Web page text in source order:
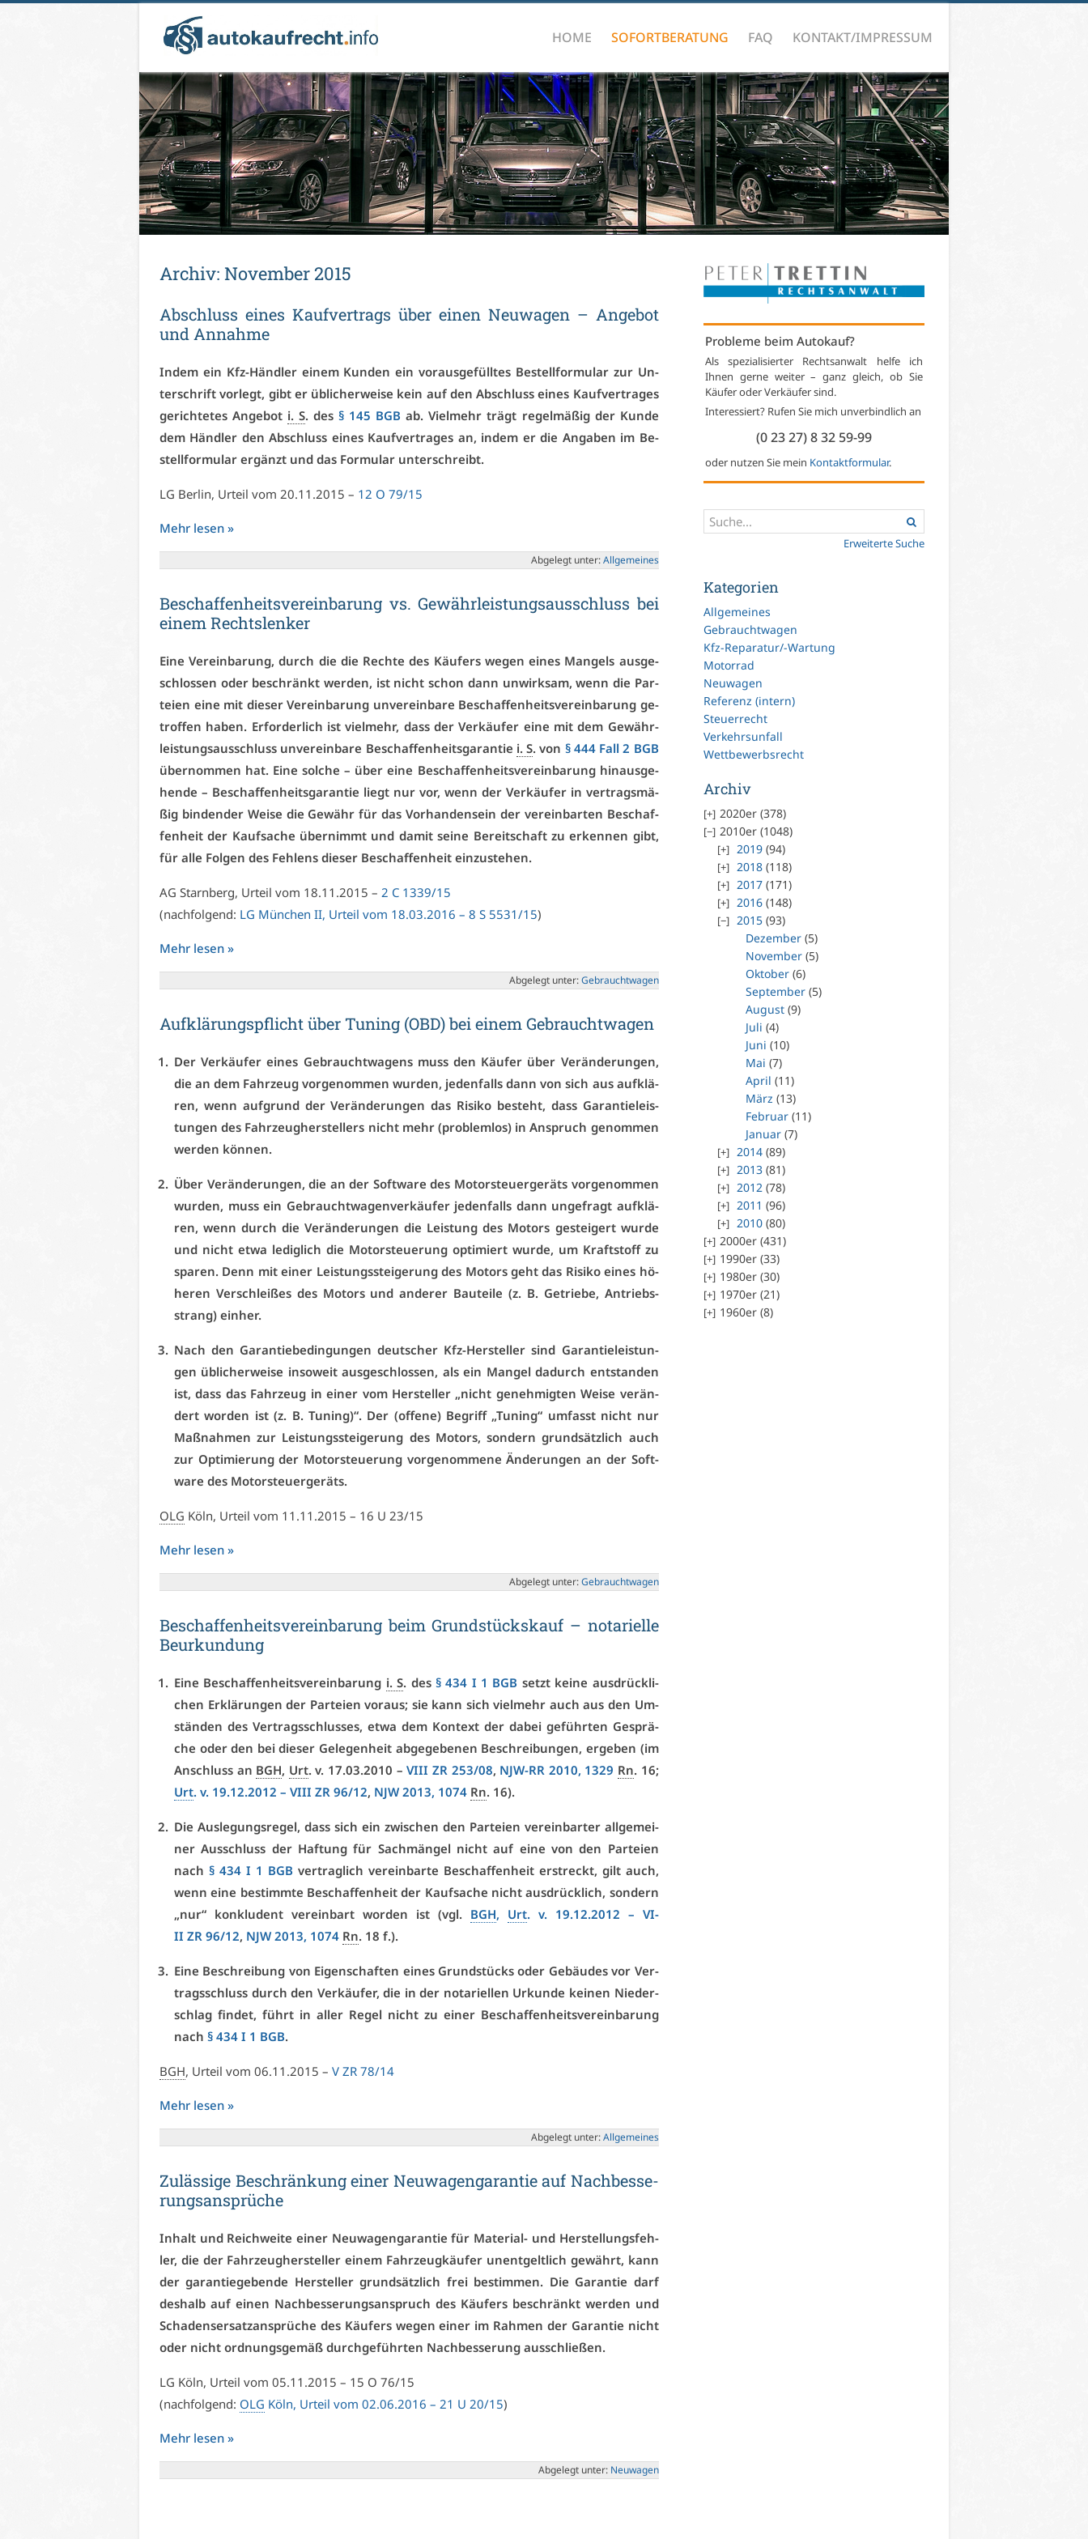
HOME SOFORTBERATUNG FAQ KONTAKT/IMPRESSUM
Ar­chiv: No­vem­ber 2015
Ab­schluss ei­nes Kauf­ver­trags über ei­nen Neu­wa­gen – An­ge­bot
und An­nah­me
In­dem ein Kfz-Händ­ler ei­nem Kun­den ein vor­aus­ge­füll­tes Be­stell­for­mu­lar zur Un­
ter­schrift vor­legt, gibt er üb­li­cher­wei­se kein auf den Ab­schluss ei­nes Kauf­ver­tra­ges
ge­rich­te­tes An­ge­bot i. S. des§ 145 BGB ab. Viel­mehr trägt re­gel­mä­ßig der Kun­de
dem Händ­ler den Ab­schluss ei­nes Kauf­ver­tra­ges an, in­dem er die An­ga­ben im Be­
stell­for­mu­lar er­gänzt und das For­mu­lar un­ter­schreibt.
LG Ber­lin, Ur­teil vom 20.11.2015 – 12 O 79/15
Mehr le­sen »
Ab­ge­legt un­ter:All­ge­mei­nes
Be­schaf­fen­heits­ver­ein­ba­rung vs. Ge­währ­leis­tungs­aus­schluss bei
ei­nem Rechts­len­ker
Ei­ne Ver­ein­ba­rung, durch die die Rech­te des Käu­fers we­gen ei­nes Man­gels aus­ge­
schlos­sen oder be­schränkt wer­den, ist nicht schon dann un­wirk­sam, wenn die Par­
tei­en ei­ne mit die­ser Ver­ein­ba­rung un­ver­ein­ba­re Be­schaf­fen­heits­ver­ein­ba­rung ge­
trof­fen ha­ben. Er­for­der­lich ist viel­mehr, dass der Ver­käu­fer ei­ne mit dem Ge­währ­
leis­tungs­aus­schluss un­ver­ein­ba­re Be­schaf­fen­heits­ga­ran­tie i. S. von § 444 Fall 2 BGB
über­nom­men hat. Ei­ne sol­che – über ei­ne Be­schaf­fen­heits­ver­ein­ba­rung hin­aus­ge­
hen­de – Be­schaf­fen­heits­ga­ran­tie liegt nur vor, wenn der Ver­käu­fer in ver­trags­mä­
ßig bin­den­der Wei­se die Ge­währ für das Vor­han­den­sein der ver­ein­bar­ten Be­schaf­
fen­heit der Kauf­sa­che über­nimmt und da­mit sei­ne Be­reit­schaft zu er­ken­nen gibt,
für al­le Fol­gen des Feh­lens die­ser Be­schaf­fen­heit ein­zu­ste­hen.
AG Starn­berg, Ur­teil vom 18.11.2015 – 2 C 1339/15
(nach­fol­gend: LG Mün­chen II, Ur­teil vom 18.03.2016 – 8 S 5531/15)
Mehr le­sen »
Ab­ge­legt un­ter:Ge­braucht­wa­gen
Auf­klä­rungs­pflicht über Tu­ning (OBD) bei ei­nem Ge­braucht­wa­gen
Der Ver­käu­fer ei­nes Ge­braucht­wa­gens muss den Käu­fer über Ver­än­de­run­gen,
die an dem Fahr­zeug vor­ge­nom­men wur­den, je­den­falls dann von sich aus auf­klä­
ren, wenn auf­grund der Ver­än­de­run­gen das Ri­si­ko be­steht, dass Ga­ran­tie­leis­
tun­gen des Fahr­zeug­her­stel­lers nicht mehr (pro­blem­los) in An­spruch ge­nom­men
wer­den kön­nen.
Über Ver­än­de­run­gen, die an der Soft­ware des Mo­tor­steu­er­ge­räts vor­ge­nom­men
wur­den, muss ein Ge­braucht­wa­gen­ver­käu­fer je­den­falls dann un­ge­fragt auf­klä­
ren, wenn durch die Ver­än­de­run­gen die Leis­tung des Mo­tors ge­stei­gert wur­de
und nicht et­wa le­dig­lich die Mo­tor­steue­rung op­ti­miert wur­de, um Kraft­stoff zu
spa­ren. Denn mit ei­ner Leis­tungs­stei­ge­rung des Mo­tors geht das Ri­si­ko ei­nes hö­
he­ren Ver­schlei­ßes des Mo­tors und an­de­rer Bau­tei­le (z. B. Ge­trie­be, An­triebs­
strang) ein­her.
Nach den Ga­ran­tie­be­din­gun­gen deut­scher Kfz-Her­stel­ler sind Ga­ran­tie­leis­tun­
gen üb­li­cher­wei­se in­so­weit aus­ge­schlos­sen, als ein Man­gel da­durch ent­stan­den
ist, dass das Fahr­zeug in ei­ner vom Her­stel­ler „nicht ge­neh­mig­ten Wei­se ver­än­
dert wor­den ist (z. B. Tu­ning)“. Der (of­fe­ne) Be­griff „Tu­ning“ um­fasst nicht nur
Maß­nah­men zur Leis­tungs­stei­ge­rung des Mo­tors, son­dern grund­sätz­lich auch
zur Op­ti­mie­rung der Mo­tor­steue­rung vor­ge­nom­me­ne Än­de­run­gen an der Soft­
ware des Mo­tor­steu­er­ge­räts.
OLG Köln, Ur­teil vom 11.11.2015 – 16 U 23/15
Mehr le­sen »
Ab­ge­legt un­ter:Ge­braucht­wa­gen
Be­schaf­fen­heits­ver­ein­ba­rung beim Grund­stücks­kauf – no­ta­ri­el­le
Be­ur­kun­dung
Ei­ne Be­schaf­fen­heits­ver­ein­ba­rung i. S. des § 434 I 1 BGB setzt kei­ne aus­drück­li­
chen Er­klä­run­gen der Par­tei­en vor­aus; sie kann sich viel­mehr auch aus den Um­
stän­den des Ver­trags­schlus­ses, et­wa dem Kon­text der da­bei ge­führ­ten Ge­sprä­
che oder den bei die­ser Ge­le­gen­heit ab­ge­ge­be­nen Be­schrei­bun­gen, er­ge­ben (im
An­schluss an BGH, Urt. v. 17.03.2010 –VI­II ZR 253/08, NJW-RR 2010, 1329 Rn. 16;
Urt. v. 19.12.2012 – VI­II ZR 96/12, NJW 2013, 1074 Rn. 16).
Die Aus­le­gungs­re­gel, dass sich ein zwi­schen den Par­tei­en ver­ein­bar­ter all­ge­mei­
ner Aus­schluss der Haf­tung für Sach­män­gel nicht auf ei­ne von den Par­tei­en
nach § 434 I 1 BGB ver­trag­lich ver­ein­bar­te Be­schaf­fen­heit er­streckt, gilt auch,
wenn ei­ne be­stimm­te Be­schaf­fen­heit der Kauf­sa­che nicht aus­drück­lich, son­dern
„nur“ kon­klu­dent ver­ein­bart wor­den ist (vgl. BGH, Urt. v. 19.12.2012 – VI­
II ZR 96/12, NJW 2013, 1074 Rn. 18 f.).
Ei­ne Be­schrei­bung von Ei­gen­schaf­ten ei­nes Grund­stücks oder Ge­bäu­des vor Ver­
trags­schluss durch den Ver­käu­fer, die in der no­ta­ri­el­len Ur­kun­de kei­nen Nie­der­
schlag fin­det, führt in al­ler Re­gel nicht zu ei­ner Be­schaf­fen­heits­ver­ein­ba­rung
nach § 434 I 1 BGB.
BGH, Ur­teil vom 06.11.2015 – V ZR 78/14
Mehr le­sen »
Ab­ge­legt un­ter:All­ge­mei­nes
Zu­läs­si­ge Be­schrän­kung ei­ner Neu­wa­gen­ga­ran­tie auf Nach­bes­se­
rungs­an­sprü­che
In­halt und Reich­wei­te ei­ner Neu­wa­gen­ga­ran­tie für Ma­te­ri­al- und Her­stel­lungs­feh­
ler, die der Fahr­zeug­her­stel­ler ei­nem Fahr­zeug­käu­fer un­ent­gelt­lich ge­währt, kann
der ga­ran­tie­ge­ben­de Her­stel­ler grund­sätz­lich frei be­stim­men. Die Ga­ran­tie darf
des­halb auf ei­nen Nach­bes­se­rungs­an­spruch des Käu­fers be­schränkt wer­den und
Scha­dens­er­satz­an­sprü­che des Käu­fers we­gen ei­ner im Rah­men der Ga­ran­tie nicht
oder nicht ord­nungs­ge­mäß durch­ge­führ­ten Nach­bes­se­rung aus­schlie­ßen.
LG Köln, Ur­teil vom 05.11.2015 – 15 O 76/15
(nach­fol­gend: OLG Köln, Ur­teil vom 02.06.2016 – 21 U 20/15)
Mehr le­sen »
Ab­ge­legt un­ter: Neu­wa­gen
Probleme beim Autokauf?
Als spezialisierter Rechtsanwalt helfe ich
Ihnen gerne weiter – ganz gleich, ob Sie
Käufer oder Verkäufer sind.
Interessiert? Rufen Sie mich unverbindlich an
(0 23 27) 8 32 59-99
oder nutzen Sie mein Kontaktformular.
Erweiterte Suche
Kategorien
Allgemeines
Gebrauchtwagen
Kfz-Reparatur/-Wartung
Motorrad
Neuwagen
Referenz (intern)
Steuerrecht
Verkehrsunfall
Wettbewerbsrecht
Archiv
2020er (378)
2010er (1048)
2019 (94)
2018 (118)
2017 (171)
2016 (148)
2015 (93)
Dezember (5)
November (5)
Oktober (6)
September (5)
August (9)
Juli (4)
Juni (10)
Mai (7)
April (11)
März (13)
Februar (11)
Januar (7)
2014 (89)
2013 (81)
2012 (78)
2011 (96)
2010 (80)
2000er (431)
1990er (33)
1980er (30)
1970er (21)
1960er (8)